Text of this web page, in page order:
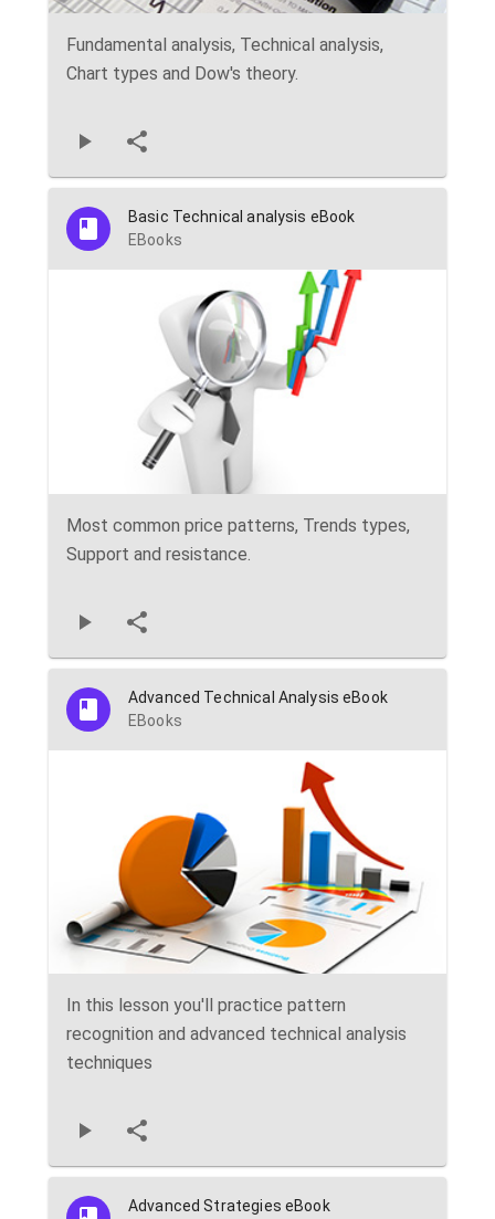
Fundamental analysis, Technical analysis,
Chart types and Dow's theory.
Basic Technical analysis eBook
EBooks
Most common price patterns, Trends types,
Support and resistance.
Advanced Technical Analysis eBook
EBooks
In this lesson you'll practice pattern
recognition and advanced technical analysis
techniques
Advanced Strategies eBook